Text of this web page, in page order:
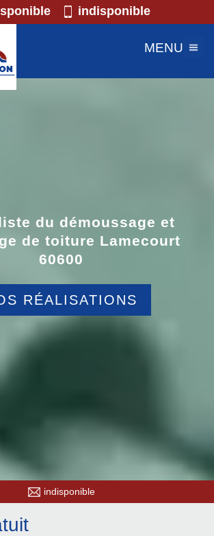
indisponible
MENU
du démoussage et
de toiture Lamecourt
60600
RÉALISATIONS
indisponible